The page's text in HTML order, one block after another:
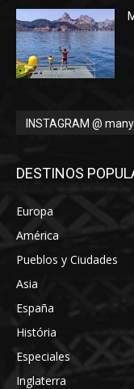
INSTAGRAM @
DESTINOS
Europa
América
Pueblos y Ciudades
Asia
España
História
Especiales
Inglaterra